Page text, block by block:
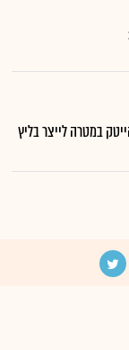
במטרה לייצר בליץ